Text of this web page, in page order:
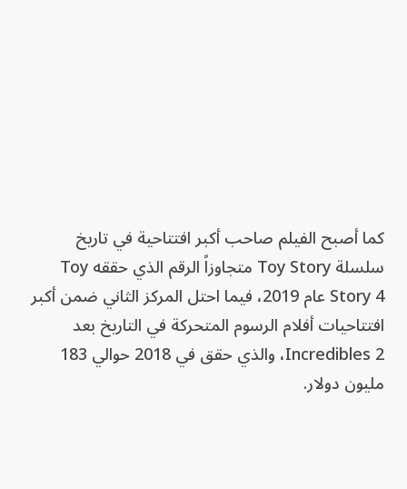
كما أصبح الفيلم صاحب أكبر افتتاحية في تاريخ
سلسلة Toy Story متجاوزاً الرقم الذي حققه Toy
Story 4 عام 2019، فيما احتل المركز الثاني ضمن أكبر
افتتاحيات أفلام الرسوم المتحركة في التاريخ بعد
Incredibles 2، والذي حقق في 2018 حوالي 183
مليون دولار.